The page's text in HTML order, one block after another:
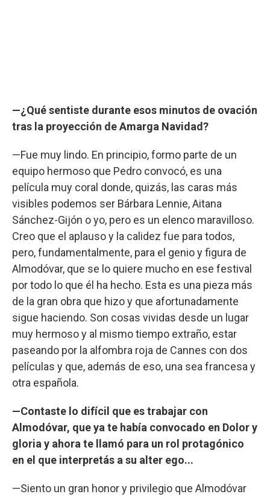
—¿Qué sentiste durante esos minutos de ovación
tras la proyección de Amarga Navidad?
—Fue muy lindo. En principio, formo parte de un
equipo hermoso que Pedro convocó, es una
película muy coral donde, quizás, las caras más
visibles podemos ser Bárbara Lennie, Aitana
Sánchez-Gijón o yo, pero es un elenco maravilloso.
Creo que el aplauso y la calidez fue para todos,
pero, fundamentalmente, para el genio y figura de
Almodóvar, que se lo quiere mucho en ese festival
por todo lo que él ha hecho. Esta es una pieza más
de la gran obra que hizo y que afortunadamente
sigue haciendo. Son cosas vividas desde un lugar
muy hermoso y al mismo tiempo extraño, estar
paseando por la alfombra roja de Cannes con dos
películas y que, además de eso, una sea francesa y
otra española.
—Contaste lo difícil que es trabajar con
Almodóvar, que ya te había convocado en Dolor y
gloria y ahora te llamó para un rol protagónico
en el que interpretás a su alter ego...
—Siento un gran honor y privilegio que Almodóvar